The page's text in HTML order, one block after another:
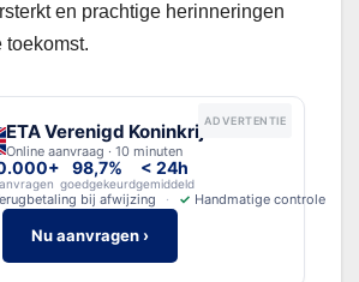
en prachtige herinneringen
toekomst.
ADVERTENTIE
ETA Verenigd Koninkrijk
Online aanvraag · 10 minuten
98,7%
goedgekeurd
< 24h
gemiddeld
bij afwijzing ✓ Handmatige controle
Nu aanvragen ›